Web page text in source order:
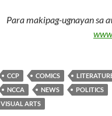
Para makipag-ugnayan sa
CCP COMICS
NCCA NEWS
POLITICS
VISUAL ARTS